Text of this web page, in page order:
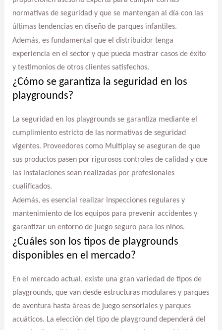
normativas de seguridad y que se mantengan al día con las
últimas tendencias en diseño de parques infantiles.
Además, es fundamental que el distribuidor tenga
experiencia en el sector y que pueda mostrar casos de éxito
y testimonios de otros clientes satisfechos.
¿Cómo se garantiza la seguridad en los
playgrounds?
La seguridad en los playgrounds se garantiza mediante el
cumplimiento estricto de las normativas de seguridad
vigentes. Proveedores como Multiplay se aseguran de que
sus productos pasen por rigurosos controles de calidad y que
las instalaciones sean realizadas por profesionales
cualificados.
Además, es esencial realizar inspecciones regulares y
mantenimiento de los equipos para prevenir accidentes y
garantizar un entorno de juego seguro para los niños.
¿Cuáles son los tipos de playgrounds
disponibles en el mercado?
En el mercado actual, existe una gran variedad de tipos de
playgrounds, que van desde estructuras modulares y parques
de aventura hasta áreas de juego sensoriales y parques
acuáticos. La elección del tipo de playground dependerá del